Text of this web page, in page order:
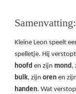
Samenvatting:
Kleine Leon speelt
spelletje. Hij
hoofd en zijn mond,
buik, zijn oren en zijn
handen. Wat